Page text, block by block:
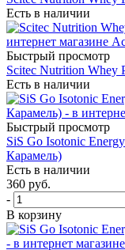
Есть в наличии
Быстрый просмотр
Scitec Nutrition Whey
Есть в наличии
Быстрый просмотр
SiS Go Isotonic
Карамель)
Есть в наличии
360 руб.
-
В корзину